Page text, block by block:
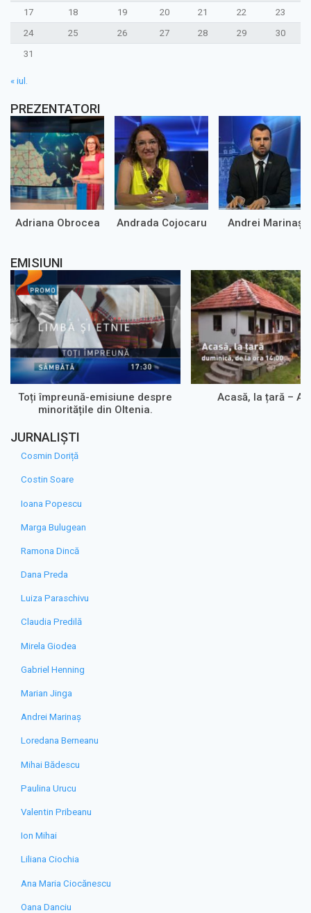
17
18 19 20 21 22
23
24
25 26 27 28 29
30
31
« iul.
PREZENTATORI
Adriana Obrocea Andrada Cojocaru Andrei Marinaș
EMISIUNI
Toți împreună-emisiune despre
minoritățile din Oltenia.
Acasă, la țară –
JURNALIȘTI
Cosmin Doriță
Costin Soare
Ioana Popescu
Marga Bulugean
Ramona Dincă
Dana Preda
Luiza Paraschivu
Claudia Predilă
Mirela Giodea
Gabriel Henning
Marian Jinga
Andrei Marinaș
Loredana Berneanu
Mihai Bădescu
Paulina Urucu
Valentin Pribeanu
Ion Mihai
Liliana Ciochia
Ana Maria Ciocănescu
Oana Danciu